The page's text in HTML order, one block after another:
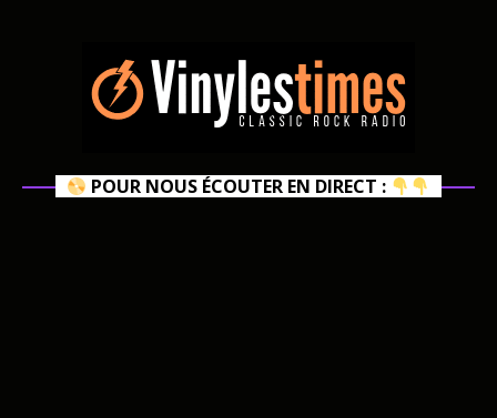
POUR NOUS ÉCOUTER EN DIRECT :